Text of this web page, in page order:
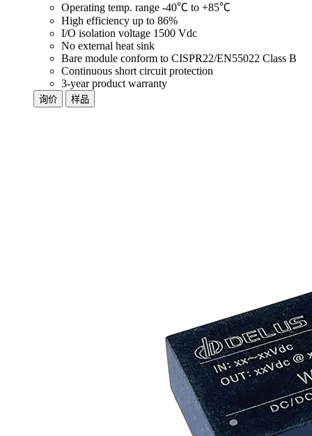
Operating temp. range -40℃ to +85℃
High efficiency up to 86%
I/O isolation voltage 1500 Vdc
No external heat sink
Bare module conform to CISPR22/EN55022 Class B
Continuous short circuit protection
3-year product warranty
询价 样品